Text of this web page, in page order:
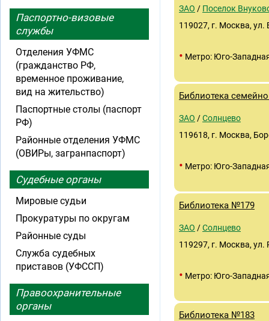
ЗАО / Поселок
119027, г. Москва,
• Метро: Юго-
Библиотека
ЗАО /Солнцево
119618, г. Москва,
• Метро: Юго-
Библиотека №179
ЗАО /Солнцево
119297, г. Москва, ул.
• Метро: Юго-
Библиотека №183
Паспортно-визовые
службы
Отделения УФМС
(гражданство РФ,
временное проживание,
вид на жительство)
Паспортные столы (паспорт
РФ)
Районные отделения УФМС
(ОВИРы, загранпаспорт)
Судебные органы
Мировые судьи
Прокуратуры по округам
Районные суды
Служба судебных
приставов (УФССП)
Правоохранительные
органы